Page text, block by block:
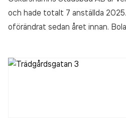
och hade totalt 7 anställda
oförändrat sedan året innan.
(2025).